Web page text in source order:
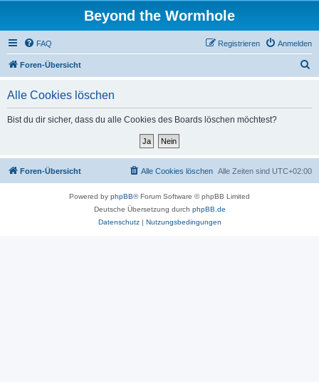
Beyond the Wormhole
FAQ Anmelden
Registrieren
Foren-Übersicht
Alle Cookies löschen
Bist du dir sicher, dass du alle Cookies des Boards löschen möchtest?
Foren-Übersicht Alle Zeiten sind UTC+02:00
Alle Cookies löschen
Powered by phpBB® Forum Software © phpBB Limited
Deutsche Übersetzung durch phpBB.de
Datenschutz| Nutzungsbedingungen